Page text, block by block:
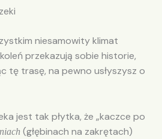
niesamowity klimat
przekazują sobie historie,
tę trasę, na pewno usłyszysz o
jest tak płytka, że „kaczce po
(głębinach na zakrętach)